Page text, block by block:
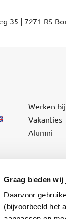
Graag bieden wij
Daarvoor
(bijvoorbeeld het
35 | 7271 RS
Werken bij
Vakanties
Alumni
en cursussen